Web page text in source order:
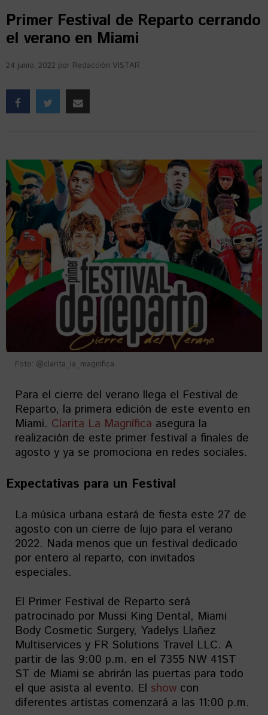
Primer Festival de Reparto cerrando
el verano en Miami
24 junio, 2022 por Redacción VISTAR
Foto: @clarita_la_magnifica
Para el cierre del verano llega el Festival de
Reparto, la primera edición de este evento en
Miami. Clarita La Magnífica asegura la
realización de este primer festival a finales de
agosto y ya se promociona en redes sociales.
Expectativas para un Festival
La música urbana estará de fiesta este 27 de
agosto con un cierre de lujo para el verano
2022. Nada menos que un festival dedicado
por entero al reparto, con invitados
especiales.
El Primer Festival de Reparto será
patrocinado por Mussi King Dental, Miami
Body Cosmetic Surgery, Yadelys Llañez
Multiservices y FR Solutions Travel LLC. A
partir de las 9:00 p.m. en el 7355 NW 41ST
ST de Miami se abrirán las puertas para todo
el que asista al evento. El show con
diferentes artistas comenzará a las 11:00 p.m.